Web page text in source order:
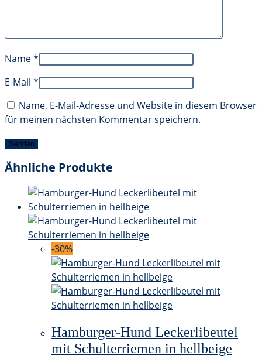
Name*
E-Mail *
Name, E-Mail-Adresse und Website in diesem Browser
für meinen nächsten Kommentar speichern.
Ähnliche Produkte
-30%
Hamburger-Hund Leckerlibeutel
mit Schulterriemen in hellbeige